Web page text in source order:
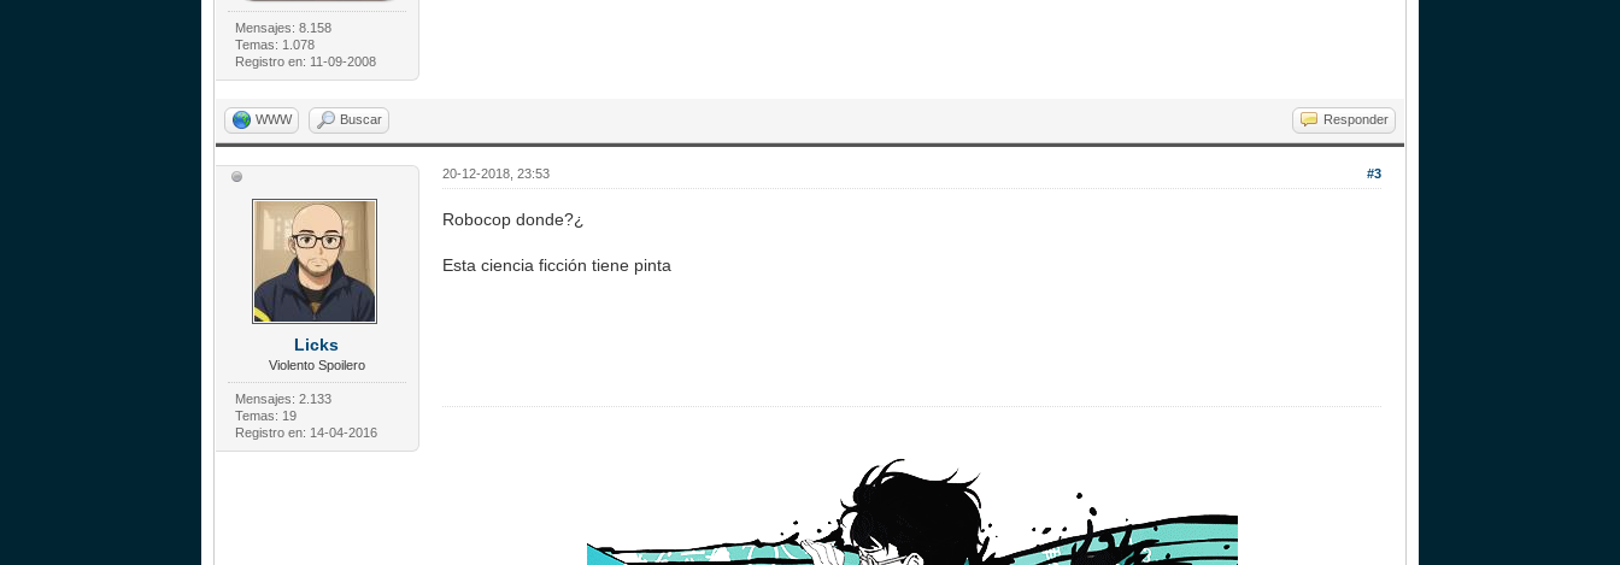
Mensajes: 8.158
Temas: 1.078
Registro en: 11-09-2008
WWW Buscar Responder
Licks
Violento Spoilero
Mensajes: 2.133
Temas: 19
Registro en: 14-04-2016
#3
20-12-2018, 23:53
Robocop donde?¿
Esta ciencia ficción tiene pinta